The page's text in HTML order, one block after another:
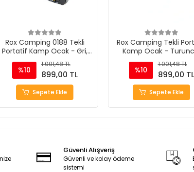
Rox Camping 0188 Tekli
Portatif Kamp Ocak - Gri,
Rüzgarlıklı, Ekstra Gaz Girişli
%10
1.001,48 TL
899,00 TL
Sepete Ekle
Rox Camping Tekli
Kamp Ocak -
Rüzgarlıklı, Ekstra Gaz
%10
1.001,48 TL
899,00 TL
Sepete Ekle
Güvenli Alışveriş
Güvenli ve kolay ödeme
sistemi